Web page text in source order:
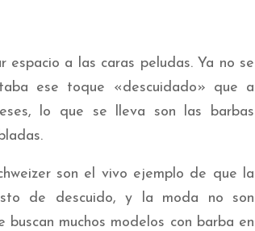
a las caras peludas. Ya no se
ese toque «descuidado» que a
lo que se lleva son las barbas
son el vivo ejemplo de que la
de descuido, y la moda no son
muchos modelos con barba en